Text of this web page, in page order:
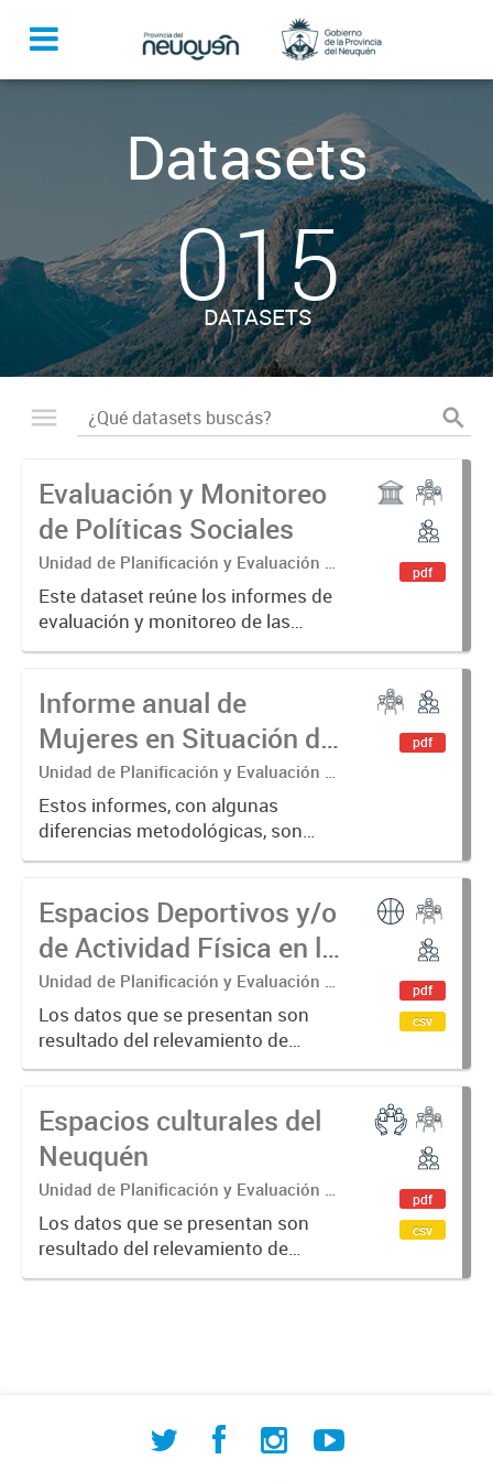
Datasets
015
DATASETS
Evaluación y Monitoreo
de Políticas Sociales
Unidad de Planificación y Evaluación de
Políticas Sociales
Este dataset reúne los informes de
evaluación y monitoreo de las
políticas sociales llevadas adelante
Humano, Gobiernos locales y
Mujeres.
pdf
Informe anual de
Mujeres en Situación de
Violencia por motivos de
Género en la provincia
de Neuquén
Unidad de Planificación y Evaluación de
Políticas Sociales (UPEPS).
Observatorio de las Mujeres y las
Diversidades (OMyD).
Estos informes, con algunas
diferencias metodológicas, son
producidos desde 2016 con el
por motivos de género que sufren
las mujeres en la provincia del...
pdf
Espacios Deportivos y/o
de Actividad Física en la
provincia del Neuquén
Unidad de Planificación y Evaluación de
Políticas Sociales (UPEPS).
Observatorio de Deportes, Actividad
Física y Cultura (ODAFyC).
Los datos que se presentan son
resultado del relevamiento de
instalaciones deportivas y/o de
como privadas. Su objetivo es
indagar en las posibilidades de
acceso...
pdf
csv
Espacios culturales del
Neuquén
Unidad de Planificación y Evaluación de
Políticas Sociales (UPEPS).
Observatorio de Deportes, Actividad
Física y Cultura (ODAFyC).
Los datos que se presentan son
resultado del relevamiento de
espacios culturales de la provincia
pdf
csv